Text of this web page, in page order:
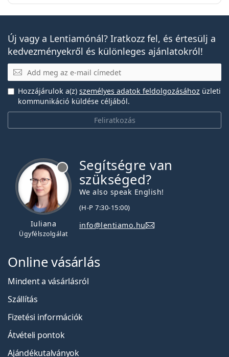
Új vagy a Lentiamónál? Iratkozz fel, és értesülj a
kedvezményekről és különleges ajánlatokról!
E-mail
Feliratkozás
Hozzájárulok a(z) személyes adatok feldolgozásához üzleti
kommunikáció küldése céljából.
Iuliana
Ügyfélszolgálat
Segítségre van
szükséged?
We also speak English!
(H-P 7:30-15:00)
info@lentiamo.hu
Online vásárlás
Mindent a vásárlásról
Szállítás
Fizetési információk
Átvételi pontok
Ajándékutalványok